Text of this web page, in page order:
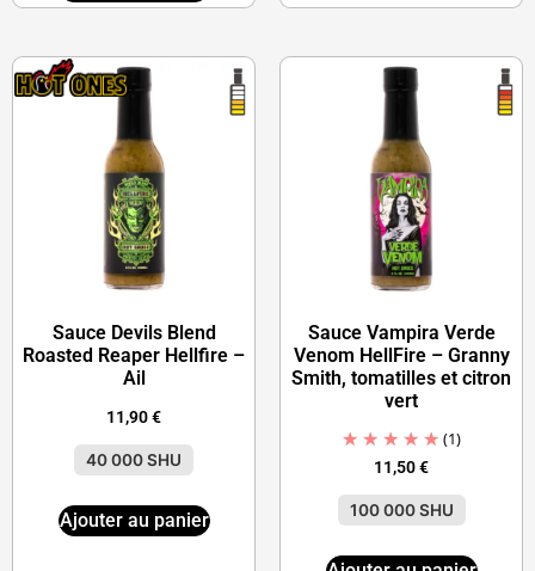
Sauce Devils Blend
Roasted Reaper Hellfire –
Ail
11,90€
40 000 SHU
Ajouter au panier
Sauce Vampira Verde
Venom HellFire – Granny
Smith, tomatilles et citron
vert
(1)
11,50€
100 000 SHU